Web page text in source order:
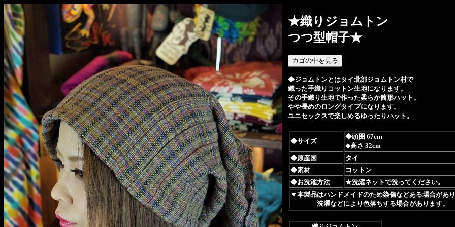
★織りジョムトン
つつ型帽子★
◆ジョムトンとはタイ北部ジョムトン村で
織った手織りコットン生地になります。
その手織り生地で作った柔らか筒形ハット。
やや長めのロングタイプになります。
ユニセックスで楽しめるゆったりハット。
◆サイズ
◆頭囲 67cm
◆高さ 32cm
◆原産国
タイ
◆素材
コットン
◆お洗濯方法
★洗濯ネットで洗ってください。
▼本製品はハンドメイドのため染傷などある場合があ
洗濯などにより色落ちする場合があります。